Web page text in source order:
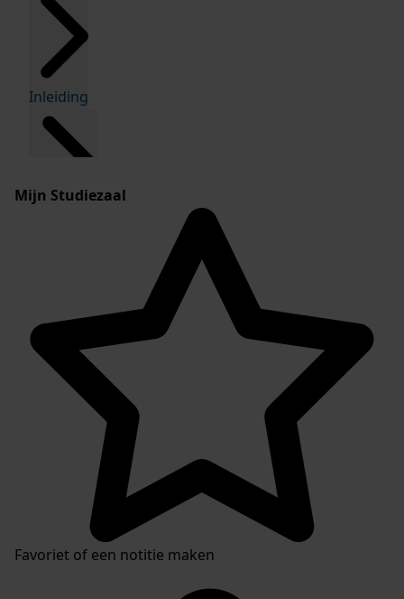
Inleiding
Mijn Studiezaal
Favoriet of een notitie maken